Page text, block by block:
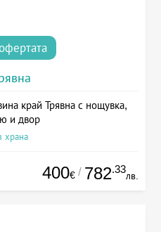
край Трявна с нощувка,
и двор
храна
400€ / 782.33
лв.